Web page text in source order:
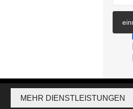
MEHR DIENSTLEISTUNGEN